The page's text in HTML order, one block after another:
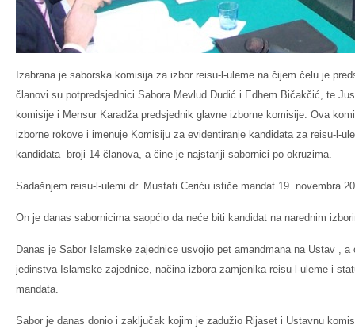
Izabrana je saborska komisija za izbor reisu-l-uleme na čijem čelu je
članovi su potpredsjednici Sabora Mevlud Dudić i Edhem Bičakčić, te
komisije i Mensur Karadža predsjednik glavne izborne komisije. Ova
izborne rokove i imenuje Komisiju za evidentiranje kandidata za reisu-l-
kandidata broji 14 članova, a čine je najstariji sabornici po okruzima.
Sadašnjem reisu-l-ulemi dr. Mustafi Ceriću ističe mandat 19. novembra
On je danas sabornicima saopćio da neće biti kandidat na narednim
Danas je Sabor Islamske zajednice usvojio pet amandmana na Ustav , a
jedinstva Islamske zajednice, načina izbora zamjenika reisu-l-uleme i
mandata.
Sabor je danas donio i zaključak kojim je zadužio Rijaset i Ustavnu